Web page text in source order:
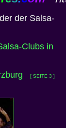
der Salsa-
Clubs in
[ SEITE 3 ]